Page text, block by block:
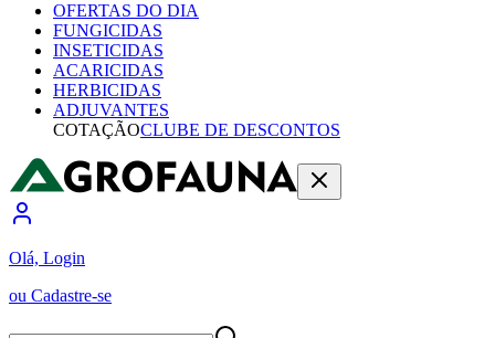
OFERTAS DO DIA
FUNGICIDAS
INSETICIDAS
ACARICIDAS
HERBICIDAS
ADJUVANTES
COTAÇÃOCLUBE DE DESCONTOS
Olá, Login
ou Cadastre-se